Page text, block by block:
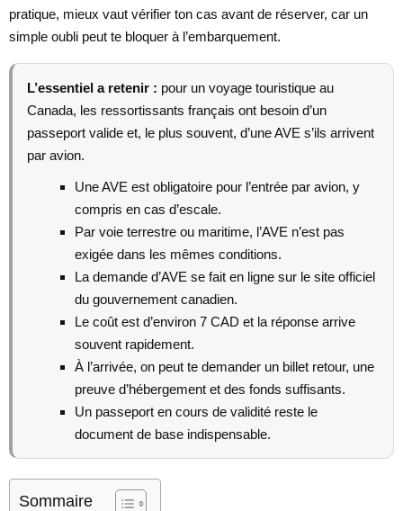
pratique, mieux vaut vérifier ton cas avant de réserver, car un
simple oubli peut te bloquer à l’embarquement.
L’essentiel a retenir : pour un voyage touristique au
Canada, les ressortissants français ont besoin d’un
passeport valide et, le plus souvent, d’une AVE s’ils arrivent
par avion.
Une AVE est obligatoire pour l’entrée par avion, y
compris en cas d’escale.
Par voie terrestre ou maritime, l’AVE n’est pas
exigée dans les mêmes conditions.
La demande d’AVE se fait en ligne sur le site officiel
du gouvernement canadien.
Le coût est d’environ 7 CAD et la réponse arrive
souvent rapidement.
À l’arrivée, on peut te demander un billet retour, une
preuve d’hébergement et des fonds suffisants.
Un passeport en cours de validité reste le
document de base indispensable.
Sommaire